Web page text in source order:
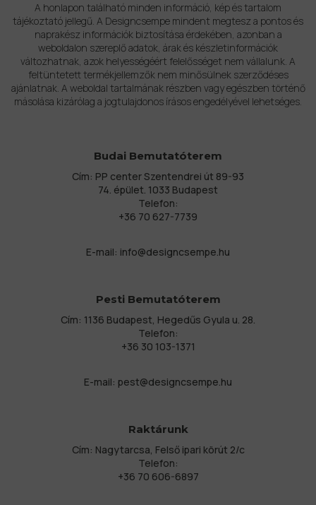
A honlapon található minden információ, kép és tartalom
tájékoztató jellegű. A Designcsempe mindent megtesz a pontos és
naprakész információk biztosítása érdekében, azonban a
weboldalon szereplő adatok, árak és készletinformációk
változhatnak, azok helyességéért felelősséget nem vállalunk. A
feltüntetett termékjellemzők nem minősülnek szerződéses
ajánlatnak. A weboldal tartalmának részben vagy egészben történő
másolása kizárólag a jogtulajdonos írásos engedélyével lehetséges.
Budai Bemutatóterem
Cím: PP center Szentendrei út 89-93
74. épület. 1033 Budapest
Telefon:
+36 70 627-7739
E-mail: info@designcsempe.hu
Pesti Bemutatóterem
Cím: 1136 Budapest, Hegedűs Gyula u. 28.
Telefon:
+36 30 103-1371
E-mail: pest@designcsempe.hu
Raktárunk
Cím: Nagytarcsa, Felső ipari körút 2/c
Telefon:
+36 70 606-6897